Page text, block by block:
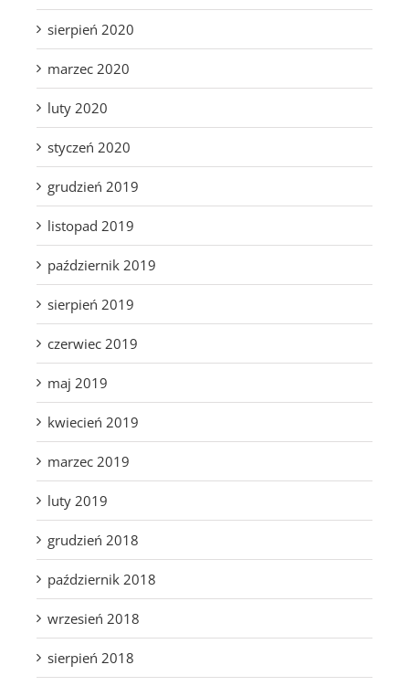
sierpień 2020
marzec 2020
luty 2020
styczeń 2020
grudzień 2019
listopad 2019
październik 2019
sierpień 2019
czerwiec 2019
maj 2019
kwiecień 2019
marzec 2019
luty 2019
grudzień 2018
październik 2018
wrzesień 2018
sierpień 2018